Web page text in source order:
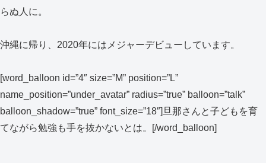
らぬ人に。
沖縄に帰り、2020年にはメジャーデビューしています。
[word_balloon id=”4″ size=”M” position=”L”
name_position=”under_avatar” radius=”true” balloon=”talk”
balloon_shadow=”true” font_size=”18″]旦那さんと子どもを育
てながら勉強も手を抜かないとは。[/word_balloon]